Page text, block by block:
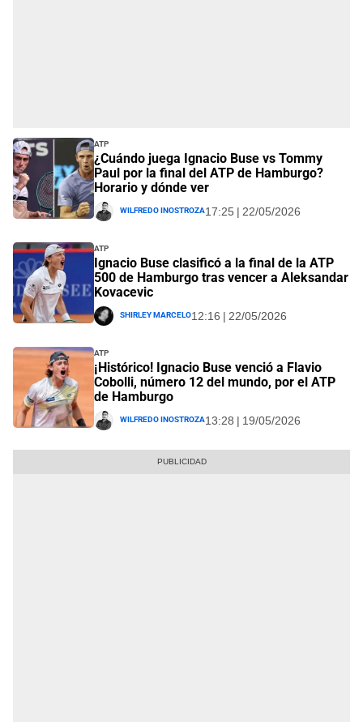
ATP
¿Cuándo juega Ignacio Buse vs Tommy
Paul por la final del ATP de Hamburgo?
Horario y dónde ver
Wilfredo Inostroza17:25 | 22/05/2026
ATP
Ignacio Buse clasificó a la final de la ATP
500 de Hamburgo tras vencer a Aleksandar
Kovacevic
Shirley Marcelo12:16 | 22/05/2026
ATP
¡Histórico! Ignacio Buse venció a Flavio
Cobolli, número 12 del mundo, por el ATP
de Hamburgo
Wilfredo Inostroza13:28 | 19/05/2026